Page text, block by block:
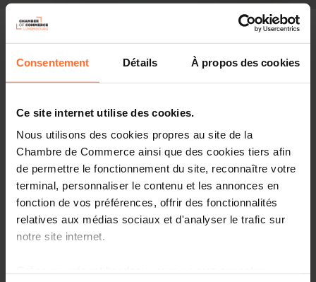
Consentement Détails À propos des cookies
Ce site internet utilise des cookies.
Nous utilisons des cookies propres au site de la
Chambre de Commerce ainsi que des cookies tiers afin
de permettre le fonctionnement du site, reconnaître votre
terminal, personnaliser le contenu et les annonces en
fonction de vos préférences, offrir des fonctionnalités
relatives aux médias sociaux et d'analyser le trafic sur
notre site internet.
Practical info
2 project texts
Projet de loi n°8505 portant approbation des
Veuillez trouver ci-dessous le(s) texte(s) relatif(s) au(x)